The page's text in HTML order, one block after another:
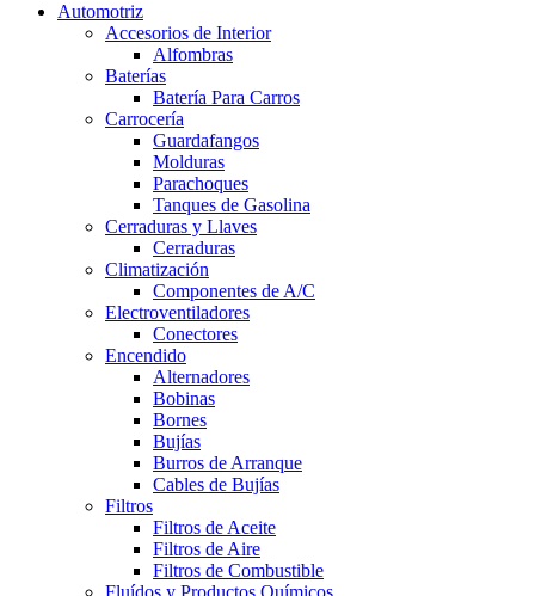
Automotriz
Accesorios de Interior
Alfombras
Baterías
Batería Para Carros
Carrocería
Guardafangos
Molduras
Parachoques
Tanques de Gasolina
Cerraduras y Llaves
Cerraduras
Climatización
Componentes de A/C
Electroventiladores
Conectores
Encendido
Alternadores
Bobinas
Bornes
Bujías
Burros de Arranque
Cables de Bujías
Filtros
Filtros de Aceite
Filtros de Aire
Filtros de Combustible
Fluídos y Productos Químicos